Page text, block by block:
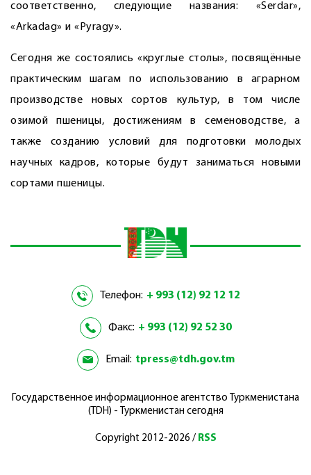
соответственно, следующие названия: «Serdar»,
«Arkadag» и «Pyragy».
Сегодня же состоялись «круглые столы», посвящённые
практическим шагам по использованию в аграрном
производстве новых сортов культур, в том числе
озимой пшеницы, достижениям в семеноводстве, а
также созданию условий для подготовки молодых
научных кадров, которые будут заниматься новыми
сортами пшеницы.
Телефон: + 993 (12) 92 12 12
Факс: + 993 (12) 92 52 30
Email: tpress@tdh.gov.tm
Государственное информационное агентство Туркменистана
(TDH) - Туркменистан сегодня
Copyright 2012-2026 / RSS